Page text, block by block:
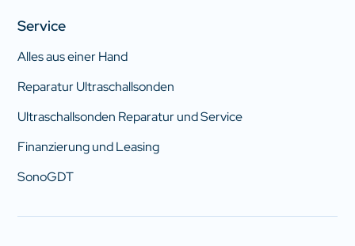
Service
Alles aus einer Hand
Reparatur Ultraschallsonden
Ultraschallsonden Reparatur und Service
Finanzierung und Leasing
SonoGDT